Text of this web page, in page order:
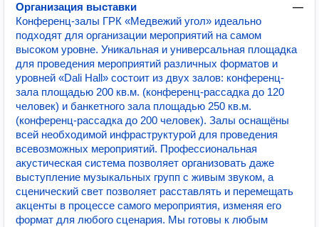
Организация выставки
—
Конференц-залы ГРК «Медвежий угол» идеально
подходят для организации мероприятий на самом
высоком уровне. Уникальная и универсальная площадка
для проведения мероприятий различных форматов и
уровней «Dali Hall» состоит из двух залов: конференц-
зала площадью 200 кв.м. (конференц-рассадка до 120
человек) и банкетного зала площадью 250 кв.м.
(конференц-рассадка до 200 человек). Залы оснащёны
всей необходимой инфраструктурой для проведения
всевозможных мероприятий. Профессиональная
акустическая система позволяет организовать даже
выступление музыкальных групп с живым звуком, а
сценический свет позволяет расставлять и перемещать
акценты в процессе самого мероприятия, изменяя его
формат для любого сценария. Мы готовы к любым